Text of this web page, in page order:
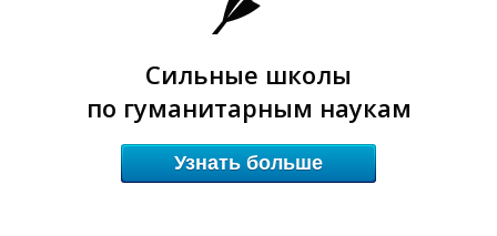
Сильные школы
по гуманитарным наукам
Узнать больше